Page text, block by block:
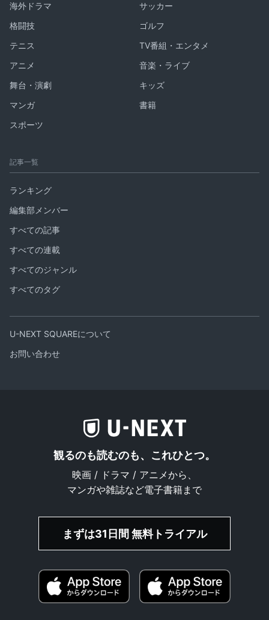
海外ドラマ
サッカー
格闘技
ゴルフ
テニス
TV番組・エンタメ
アニメ
音楽・ライブ
舞台・演劇
キッズ
マンガ
書籍
スポーツ
記事一覧
ランキング
編集部メンバー
すべての記事
すべての連載
すべてのジャンル
すべてのタグ
U-NEXT SQUAREについて
お問い合わせ
観るのも読むのも、これひとつ。
映画 / ドラマ / アニメから、
マンガや雑誌など電子書籍まで
まずは31日間 無料トライアル